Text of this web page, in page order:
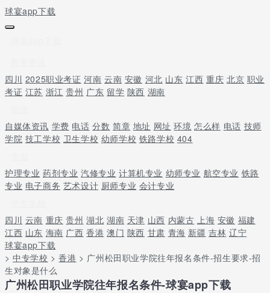
球宴app下载
四川 2025职业考证 河南 云南 安徽 河北 山东 江西 重庆 北京 职业
考证 江苏 浙江 贵州 广东 留学 陕西 湖南
自媒体资讯 学费 电话 分数 简章 地址 网址 环境 怎么样 电话 技师
学院 技工学校 卫生学校 幼师学校 铁路学校 404
护理专业 药剂专业 汽修专业 计算机专业 幼师专业 航空专业 铁路
专业 电子商务 艺术设计 厨师专业 会计专业
四川 云南 重庆 贵州 湖北 湖南 天津 山西 内蒙古 上海 安徽 福建
江西 山东 海南 广西 香港 澳门 陕西 甘肃 青海 新疆 吉林 辽宁
球宴app下载
>中专学校 >香港 > 广州松田职业学院往年报名条件-招生要求-招
生对象是什么
广州松田职业学院往年报名条件-球宴app下载